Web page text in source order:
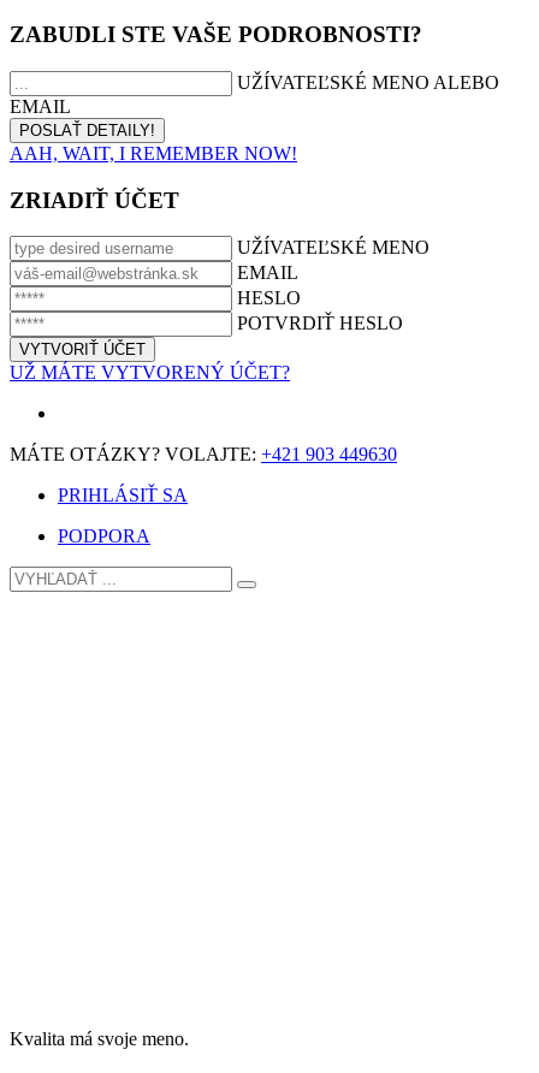
ZABUDLI STE VAŠE PODROBNOSTI?
UŽÍVATEĽSKÉ MENO ALEBO
EMAIL
AAH, WAIT, I REMEMBER NOW!
ZRIADIŤ ÚČET
UŽÍVATEĽSKÉ MENO
EMAIL
HESLO
POTVRDIŤ HESLO
UŽ MÁTE VYTVORENÝ ÚČET?
MÁTE OTÁZKY? VOLAJTE: +421 903 449630
PRIHLÁSIŤ SA
PODPORA
Kvalita má svoje meno.